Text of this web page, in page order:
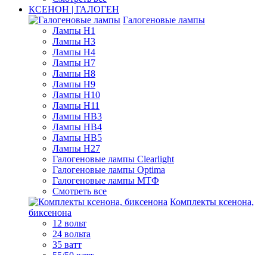
КСЕНОН | ГАЛОГЕН
Галогеновые лампы
Лампы H1
Лампы H3
Лампы H4
Лампы H7
Лампы H8
Лампы H9
Лампы H10
Лампы H11
Лампы HB3
Лампы HB4
Лампы HB5
Лампы H27
Галогеновые лампы Clearlight
Галогеновые лампы Optima
Галогеновые лампы МТФ
Смотреть все
Комплекты ксенона,
биксенона
12 вольт
24 вольта
35 ватт